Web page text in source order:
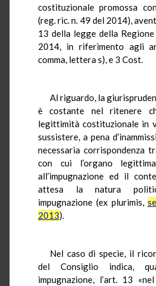
costituzionale promossa
(reg. ric. n. 49 del 2014),
13 della legge della
2014, in riferimento agli
comma, lettera s), e 3 Cost.
Al riguardo, la
è costante nel ritenere
legittimità costituzionale in
sussistere, a pena
necessaria corrispondenza
con cui l’organo
all’impugnazione ed il
attesa la natura
impugnazione (ex plurimis,
2013).
Nel caso di specie, il
del Consiglio indica,
impugnazione, l’art. 13